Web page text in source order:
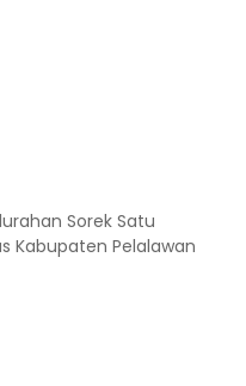
Sorek Satu
Kabupaten Pelalawan